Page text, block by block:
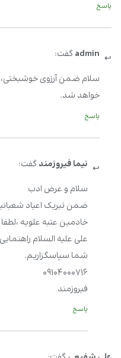
پاسخ
adminگفت:
سلام ضمن آرزوی
خواهد شد.
پاسخ
نیما فیروزمند‬‎گفت:
سلام و عرض ادب
ضمن تبریک اعیاد
خادمین عتبه علویه
علی علیه السلام
شما سپاسگزاریم.
۰۹۱۰۴۰۰۰۷۱۶
فیروزمند
پاسخ